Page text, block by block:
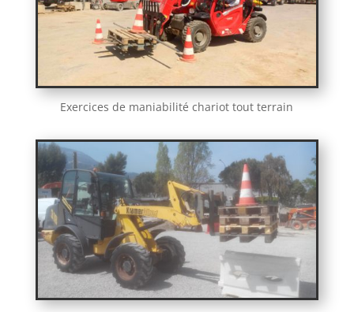
Exercices de maniabilité chariot tout terrain